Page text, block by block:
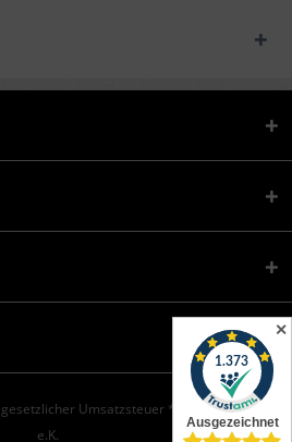
✕
Umsatzsteuer * © XXONE aktiv
e.K.